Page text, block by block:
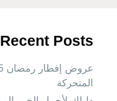
Recent Posts
المتحركة